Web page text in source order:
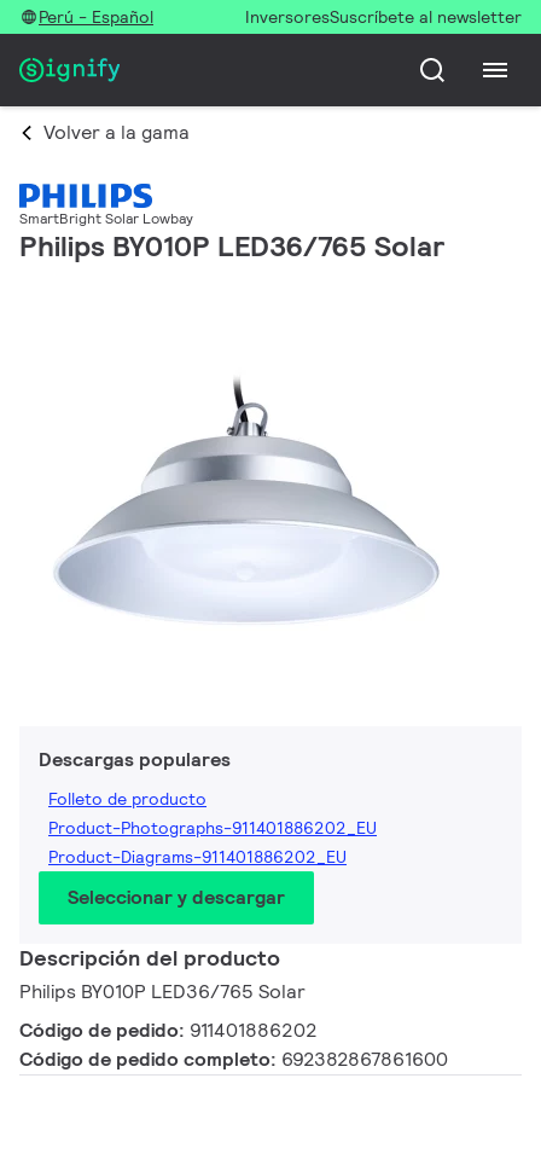
Perú - Español InversoresSuscríbete al newsletter
Volver a la gama
SmartBright Solar Lowbay
Philips BY010P LED36/765 Solar
Descargas populares
Folleto de producto
Product-Photographs-911401886202_EU
Product-Diagrams-911401886202_EU
Seleccionar y descargar
Descripción del producto
Philips BY010P LED36/765 Solar
Código de pedido: 911401886202
Código de pedido completo: 692382867861600